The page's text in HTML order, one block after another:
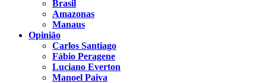
Brasil
Amazonas
Manaus
Opinião
Carlos Santiago
Fábio Peragene
Luciano Everton
Manoel Paiva